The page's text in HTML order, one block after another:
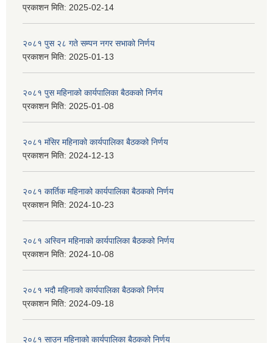
प्रकाशन मिति: 2025-02-14
२०८१ पुस २८ गते सम्प‍न नगर सभाको निर्णय
प्रकाशन मिति: 2025-01-13
२०८१ पुस महिनाको कार्यपालिका बैठकको निर्णय
प्रकाशन मिति: 2025-01-08
२०८१ मंसिर महिनाको कार्यपालिका बैठकको निर्णय
प्रकाशन मिति: 2024-12-13
२०८१ कार्तिक महिनाको कार्यपालिका बैठकको निर्णय
प्रकाशन मिति: 2024-10-23
२०८१ अस्विन महिनाको कार्यपालिका बैठकको निर्णय
प्रकाशन मिति: 2024-10-08
२०८१ भदौ महिनाको कार्यपालिका बैठकको निर्णय
प्रकाशन मिति: 2024-09-18
२०८१ साउन महिनाको कार्यपालिका बैठकको निर्णय